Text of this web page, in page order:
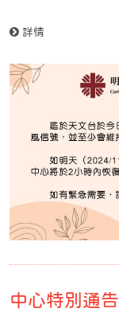
詳情
中心特別通告